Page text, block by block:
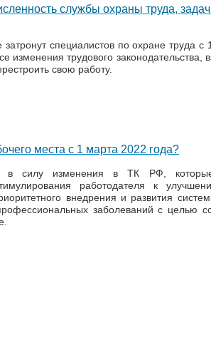
службы охраны труда,
затронут специалистов по охране труда
изменения трудового законодательства,
свою работу.
места с 1 марта 2022 года?
силу изменения в ТК РФ,
работодателя к
внедрения и развития
заболеваний с целью